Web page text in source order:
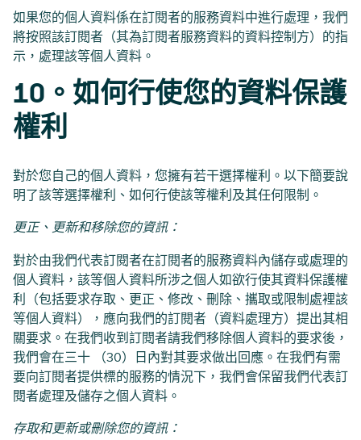
如果您的個人資料係在訂閱者的服務資料中進行處理，我們
將按照該訂閱者（其為訂閱者服務資料的資料控制方）的指
示，處理該等個人資料。
10。如何行使您的資料保護
權利
對於您自己的個人資料，您擁有若干選擇權利。以下簡要說
明了該等選擇權利、如何行使該等權利及其任何限制。
更正、更新和移除您的資訊：
對於由我們代表訂閱者在訂閱者的服務資料內儲存或處理的
個人資料，該等個人資料所涉之個人如欲行使其資料保護權
利（包括要求存取、更正、修改、刪除、攜取或限制處裡該
等個人資料），應向我們的訂閱者（資料處理方）提出其相
關要求。在我們收到訂閱者請我們移除個人資料的要求後，
我們會在三十 （30）日內對其要求做出回應。在我們有需
要向訂閱者提供標的服務的情況下，我們會保留我們代表訂
閱者處理及儲存之個人資料。
存取和更新或刪除您的資訊：